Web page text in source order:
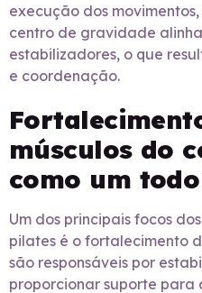
execução dos
centro de gravidade
estabilizadores, o que
e coordenação.
músculos do
como um todo
Um dos principais focos
pilates é o fortalecimento
são responsáveis por
proporcionar suporte para